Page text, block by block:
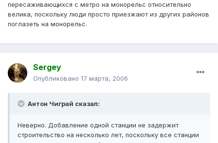
пересаживающихся с метро на монорельс относительно
велика, поскольку люди просто приезжают из других районов
поглазеть на монорельс.
Sergey
Опубликовано 17 марта, 2006
Антон Чиграй сказал:
Неверно. Добавление одной станции не задержит
строительство на несколько лет, поскольку все станции